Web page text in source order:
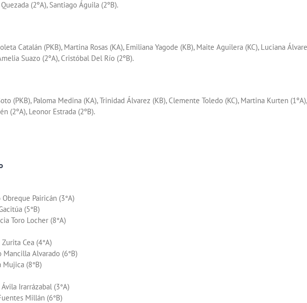
(2ºA), Santiago Águila (2ºB).
Catalán (PKB), Martina Rosas (KA), Emiliana Yagode (KB), Maite Aguilera (KC), Luciana
Suazo (2ºA), Cristóbal Del Río (2ºB).
(PKB), Paloma Medina (KA), Trinidad Álvarez (KB), Clemente Toledo (KC), Martina Kurten
(2ºA), Leonor Estrada (2ºB).
Pairicán (3°A)
(5°B)
Toro Locher (8°A)
Cea (4°A)
Mancilla Alvarado (6°B)
Mujica (8°B)
Irarrázabal (3°A)
Millán (6°B)